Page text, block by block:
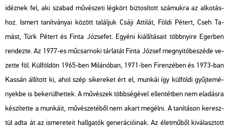
idéz­nek fel, aki sza­bad mű­vé­sze­ti lég­kört biz­to­sí­tott szá­muk­ra az al­ko­tás­
hoz. Is­mert ta­nít­vá­nyai kö­zött ta­lál­juk Csáji At­ti­lát, Földi Pé­tert, Cseh Ta­
mást, Türk Pé­tert és Finta Jó­zse­fet. Egyé­ni ki­ál­lí­tá­sa­it több­nyi­re Eger­ben
ren­dez­te. Az 1977-es mű­csar­no­ki tár­la­tát Finta Jó­zsef meg­nyi­tó­be­szé­de ve­
zet­te föl. Kül­föl­dön 1965-ben Mi­lá­nó­ban, 1971-ben Fi­ren­zé­ben és 1973-ban
Kas­sán ál­lí­tott ki, ahol szép si­ke­re­ket ért el, mun­kái így kül­föl­di gyűj­te­mé­
nyek­be is be­ke­rül­het­tek. A mű­vé­szek több­sé­gé­vel el­len­tét­ben nem el­adás­ra
ké­szí­tet­te a mun­ká­it, mű­vé­sze­té­ből nem akart meg­él­ni. A ta­ní­tá­son ke­resz­
tül adta át az is­me­re­te­it hall­ga­tók ge­ne­rá­ci­ó­i­nak. Az élet­mű­ből ki­vá­lasz­tott